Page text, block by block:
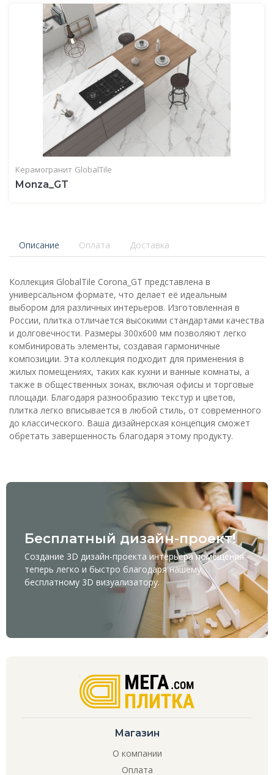
Керамогранит GlobalTile
Monza_GT
Описание Оплата Доставка
Коллекция GlobalTile Corona_GT представлена в
универсальном формате, что делает её идеальным
выбором для различных интерьеров. Изготовленная в
России, плитка отличается высокими стандартами качества
и долговечности. Размеры 300x600 мм позволяют легко
комбинировать элементы, создавая гармоничные
композиции. Эта коллекция подходит для применения в
жилых помещениях, таких как кухни и ванные комнаты, а
также в общественных зонах, включая офисы и торговые
площади. Благодаря разнообразию текстур и цветов,
плитка легко вписывается в любой стиль, от современного
до классического. Ваша дизайнерская концепция сможет
обретать завершенность благодаря этому продукту.
Бесплатный дизайн-проект!
Создание 3D дизайн-проекта интерьера помещения
теперь легко и быстро благодаря нашему
бесплатному 3D визуализатору.
Магазин
О компании
Оплата